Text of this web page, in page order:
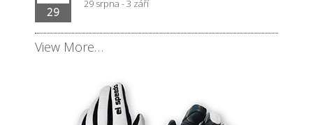
29
29 srpna -3 září
View More…